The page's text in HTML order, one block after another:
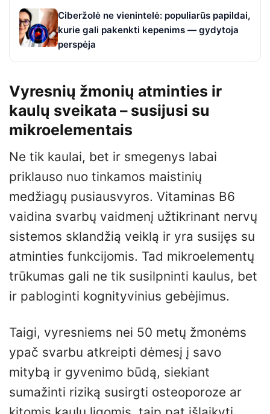
Ciberžolė ne vienintelė: populiarūs papildai,
kurie gali pakenkti kepenims — gydytoja
perspėja
Vyresnių žmonių atminties ir
kaulų sveikata – susijusi su
mikroelementais
Ne tik kaulai, bet ir smegenys labai
priklauso nuo tinkamos maistinių
medžiagų pusiausvyros. Vitaminas B6
vaidina svarbų vaidmenį užtikrinant nervų
sistemos sklandžią veiklą ir yra susijęs su
atminties funkcijomis. Tad mikroelementų
trūkumas gali ne tik susilpninti kaulus, bet
ir pabloginti kognityvinius gebėjimus.
Taigi, vyresniems nei 50 metų žmonėms
ypač svarbu atkreipti dėmesį į savo
mitybą ir gyvenimo būdą, siekiant
sumažinti riziką susirgti osteoporoze ar